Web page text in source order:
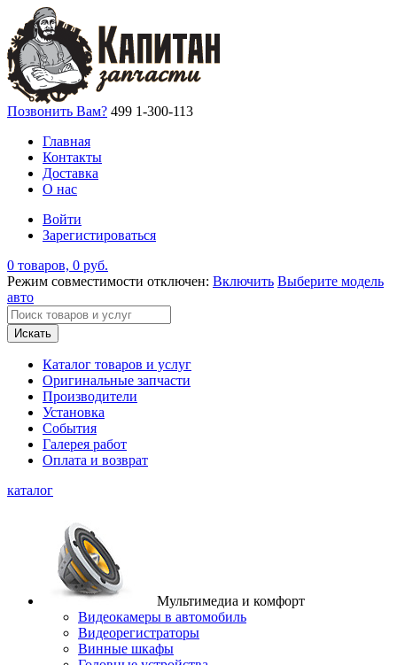
Позвонить Вам? 499 1-300-113
Главная
Контакты
Доставка
О нас
Войти
Зарегистироваться
0 товаров, 0 руб.
Режим совместимости отключен: Включить Выберите модель
авто
Искать
Каталог товаров и услуг
Оригинальные запчасти
Производители
Установка
События
Галерея работ
Оплата и возврат
каталог
Мультимедиа и комфорт
Видеокамеры в автомобиль
Видеорегистраторы
Винные шкафы